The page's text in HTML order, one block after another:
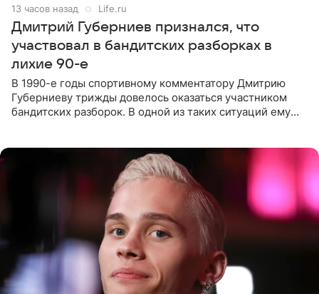
13 часов назад Life.ru
Дмитрий Губерниев признался, что
участвовал в бандитских разборках в
лихие 90-е
В 1990-е годы спортивному комментатору Дмитрию
Губерниеву трижды довелось оказаться участником
бандитских разборок. В одной из таких ситуаций ему